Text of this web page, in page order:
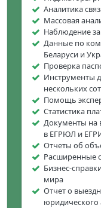
Аналитика
Массовая
Наблюдение
Данные по
Беларуси и
Проверка
Инструменты
нескольких
Помощь
Статистика
Документы на
в ЕГРЮЛ и
Отчеты об
Расширенные
Бизнес-
мира
Отчет о
юридического